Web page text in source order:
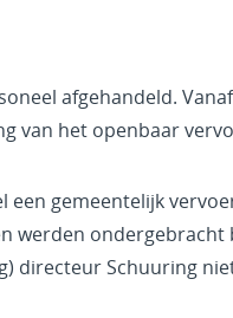
afgehandeld.
van het openbaar
een gemeentelijk
werden
directeur Schuuring